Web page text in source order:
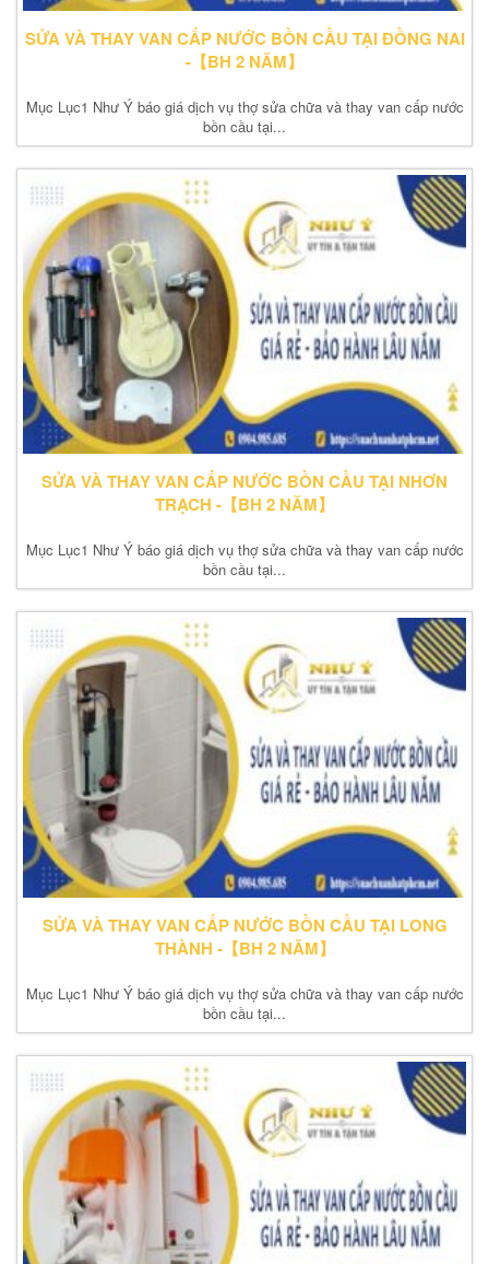
SỬA VÀ THAY VAN CẤP NƯỚC BỒN CẦU TẠI ĐỒNG NAI
-【BH 2 NĂM】
Mục Lục1 Như Ý báo giá dịch vụ thợ sửa chữa và thay van cấp nước
bồn cầu tại...
SỬA VÀ THAY VAN CẤP NƯỚC BỒN CẦU TẠI NHƠN
TRẠCH -【BH 2 NĂM】
Mục Lục1 Như Ý báo giá dịch vụ thợ sửa chữa và thay van cấp nước
bồn cầu tại...
SỬA VÀ THAY VAN CẤP NƯỚC BỒN CẦU TẠI LONG
THÀNH -【BH 2 NĂM】
Mục Lục1 Như Ý báo giá dịch vụ thợ sửa chữa và thay van cấp nước
bồn cầu tại...